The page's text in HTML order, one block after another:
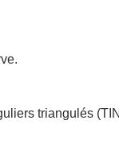
triangulés